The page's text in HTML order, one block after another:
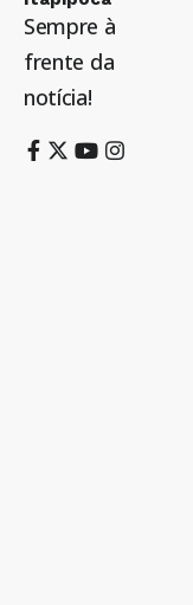
Sempre à
frente da
notícia!